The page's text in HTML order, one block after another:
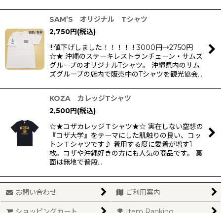
SAM’S オリジナル Tシャツ
2,750円(税込)
!!!値下げしました！！！！！3000円→2750円
☆★ 沖縄のステーキレストランチェーン・サムズ
グループのオリジナルTシャツ。 沖縄県内のサム
ズグループの店内で販売中のTシャツを観光協会…
KOZA カレッジTシャツ
2,500円(税込)
☆★コザカレッジＴシャツ★☆ 実在しない空想の
『コザ大学』をテーマにした肌触りの良い、コッ
トンＴシャツです♪ 着用する度に愛着が増す1
枚。コザや沖縄好きの方にも人気の商品です。 裏
面は無地で普段…
お問い合わせ ご利用案内